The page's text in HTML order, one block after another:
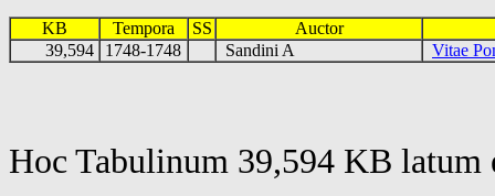
KB Tempora SS
Auctor
39,594
1748-1748 Sandini A Vitae
Hoc Tabulinum 39,594 KB latum